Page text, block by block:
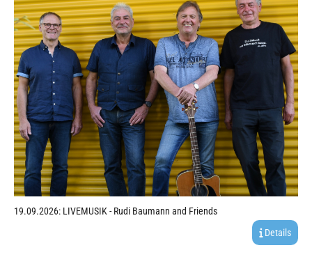
19.09.2026: LIVEMUSIK - Rudi Baumann and Friends
Details